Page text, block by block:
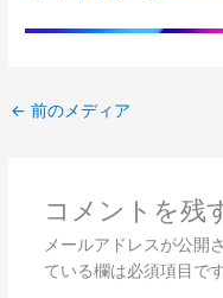
← 前のメディア
コメントを残
メールアドレスが公開
ている欄は必須項目で